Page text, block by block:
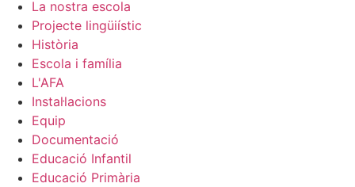
La nostra escola
Projecte lingüiístic
Història
Escola i família
L'AFA
Instal·lacions
Equip
Documentació
Educació Infantil
Educació Primària